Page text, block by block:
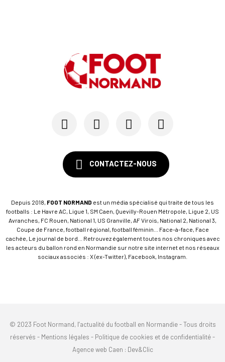
CONTACTEZ-NOUS
Depuis 2018, FOOT NORMAND est un média spécialisé qui traite de tous les
footballs : Le Havre AC, Ligue 1, SM Caen, Quevilly-Rouen Métropole, Ligue 2, US
Avranches, FC Rouen, National 1, US Granville, AF Virois, National 2, National 3,
Coupe de France, football régional, football féminin... Face-à-face, Face
cachée, Le journal de bord... Retrouvez également toutes nos chroniques avec
les acteurs du ballon rond en Normandie sur notre site internet et nos réseaux
sociaux associés : X (ex-Twitter), Facebook, Instagram.
© 2023 Foot Normand, l’actualité du football en Normandie - Tous droits
réservés - Mentions légales - Politique de cookies et de confidentialité-
Agence web Caen : Dev&Clic